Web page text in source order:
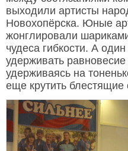
выходили артисты
Новохопёрска. Юные
жонглировали
чудеса гибкости. А
удерживать
удерживаясь на
еще крутить блестящие